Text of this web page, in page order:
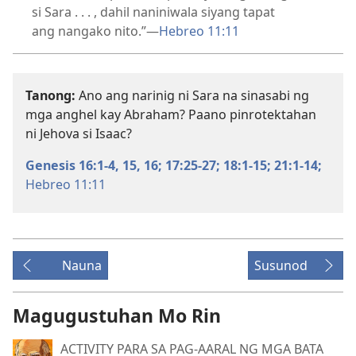
si Sara . . . , dahil naniniwala siyang tapat
ang nangako nito.”​—Hebreo 11:11
Tanong: Ano ang narinig ni Sara na sinasabi ng
mga anghel kay Abraham? Paano pinrotektahan
ni Jehova si Isaac?
Genesis 16:1-4, 15, 16; 17:25-27; 18:1-15; 21:1-14;
Hebreo 11:11
Nauna Susunod
Magugustuhan Mo Rin
ACTIVITY PARA SA PAG-AARAL NG MGA BATA